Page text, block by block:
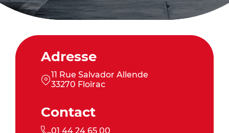
Adresse
11 Rue Salvador Allende
33270 Floirac
Contact
01 44 24 65 00